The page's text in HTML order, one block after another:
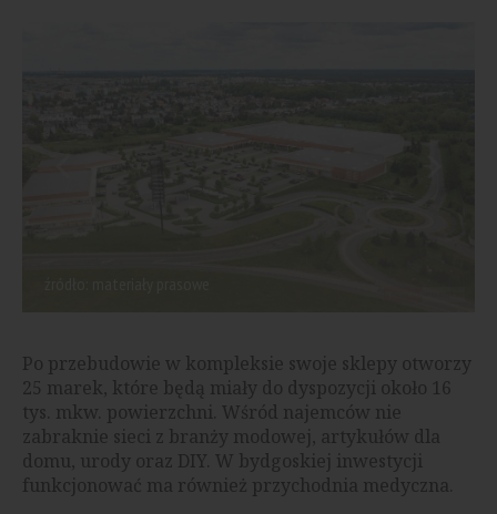
Po przebudowie w kompleksie swoje sklepy otworzy
25 marek, które będą miały do dyspozycji około 16
tys. mkw. powierzchni. Wśród najemców nie
zabraknie sieci z branży modowej, artykułów dla
domu, urody oraz DIY. W bydgoskiej inwestycji
funkcjonować ma również przychodnia medyczna.